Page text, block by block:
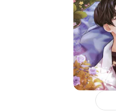
อัจฉริยะ